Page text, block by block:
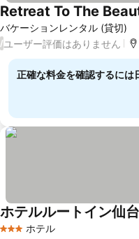
バケーションレンタル (貸切)
Retreat To The
/ユーザー評価はありません
正確な料金を確認するには
3 ホテルのランク
ホテル
ホテルルートイン仙